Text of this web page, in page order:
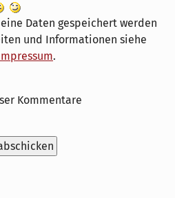
Daten gespeichert werden
und Informationen siehe
.
Kommentare